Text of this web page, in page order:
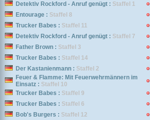
Detektiv Rockford - Anruf genügt : Staffel 1
Entourage : Staffel 8
Trucker Babes : Staffel 11
Detektiv Rockford - Anruf genügt : Staffel 7
Father Brown : Staffel 3
Trucker Babes : Staffel 14
Der Kastanienmann : Staffel 2
Feuer & Flamme: Mit Feuerwehrmännern im
Einsatz : Staffel 10
Trucker Babes : Staffel 9
Trucker Babes : Staffel 6
Bob's Burgers : Staffel 12